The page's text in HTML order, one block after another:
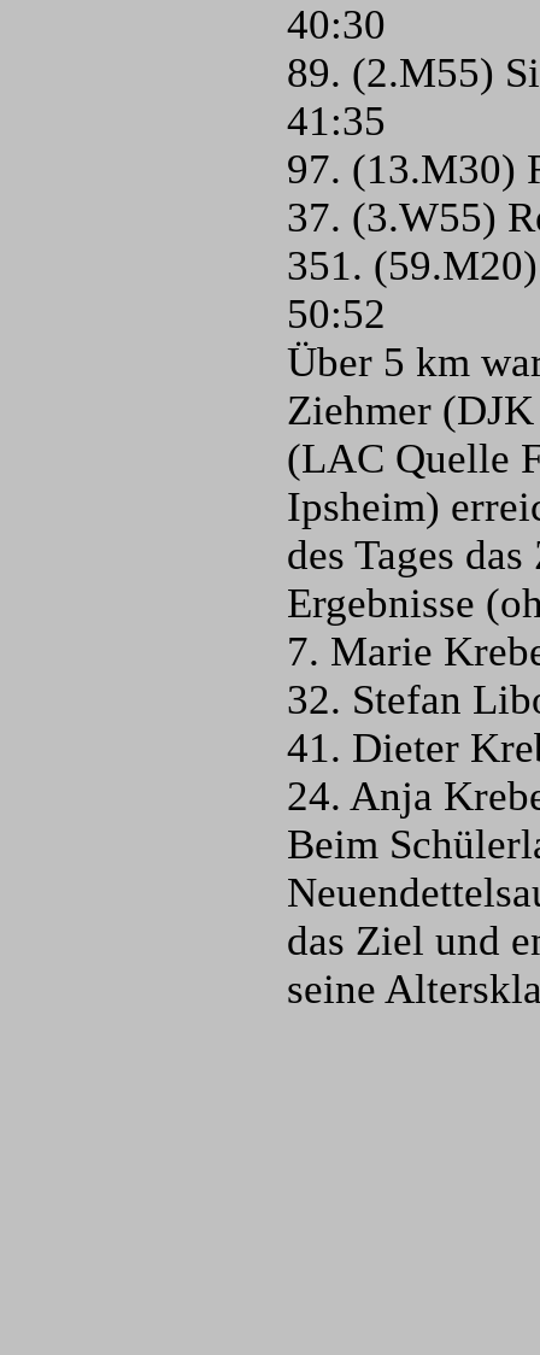
40:30
89. (2.M55)
41:35
97. (13.M30)
37. (3.W55)
351.
50:52
Über 5 km
Ziehmer
(LAC Quelle
Ipsheim)
des Tages
Ergebnisse
7. Marie
32. Stefan
41. Dieter
24. Anja
Beim
das Ziel und
seine